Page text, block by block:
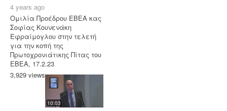
4 years ago
Ομιλία Προέδρου ΕΒΕΑ κας
Σοφίας Κουνενάκη
Εφραίμογλου στην τελετή
για την κοπή της
Πρωτοχρονιάτικης Πίτας του
ΕΒΕΑ, 17.2.23
3,929 views
10:03